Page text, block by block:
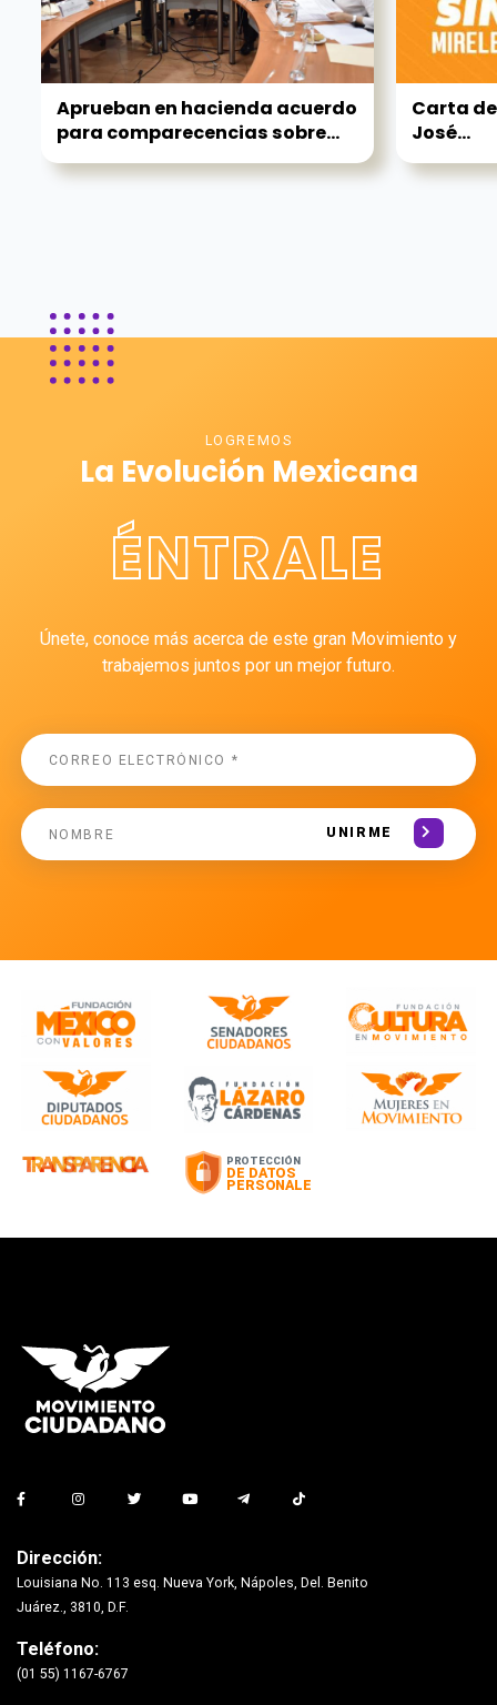
Aprueban en hacienda acuerdo
para comparecencias sobre...
Carta
José...
LOGREMOS
La Evolución Mexicana
ÉNTRALE
Únete, conoce más acerca de este gran Movimiento y
trabajemos juntos por un mejor futuro.
UNIRME
Dirección:
Louisiana No. 113 esq. Nueva York, Nápoles, Del. Benito
Juárez., 3810, D.F.
Teléfono:
(01 55) 1167-6767